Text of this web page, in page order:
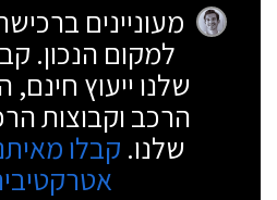
מעוניינים
למקום הנכון.
שלנו ייעוץ
הרכב וקבוצות
שלנו. קבלו